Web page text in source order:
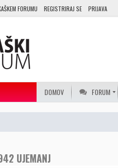
FORUMU REGISTRIRAJ SE PRIJAVA
DOMOV FORUM
UJEMANJ